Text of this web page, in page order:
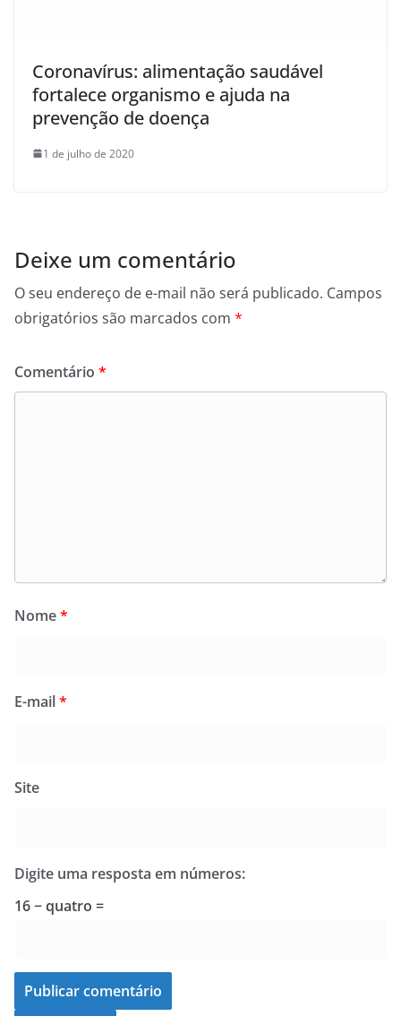
Coronavírus: alimentação saudável
fortalece organismo e ajuda na
prevenção de doença
1 de julho de 2020
Deixe um comentário
O seu endereço de e-mail não será publicado. Campos
obrigatórios são marcados com *
Comentário *
Nome*
E-mail*
Site
Digite uma resposta em números:
16 − quatro =